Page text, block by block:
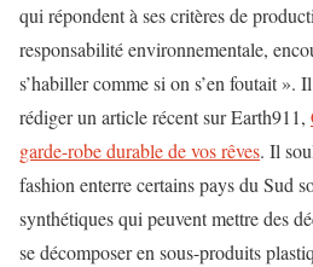
qui répondent à ses critères de
responsabilité environnementale,
s’habiller comme si on s’en foutait ».
rédiger un article récent sur Earth911,
garde-robe durable de vos rêves. Il
fashion enterre certains pays du Sud
synthétiques qui peuvent mettre des
se décomposer en sous-produits